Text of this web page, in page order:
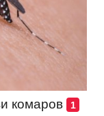
комаров 1